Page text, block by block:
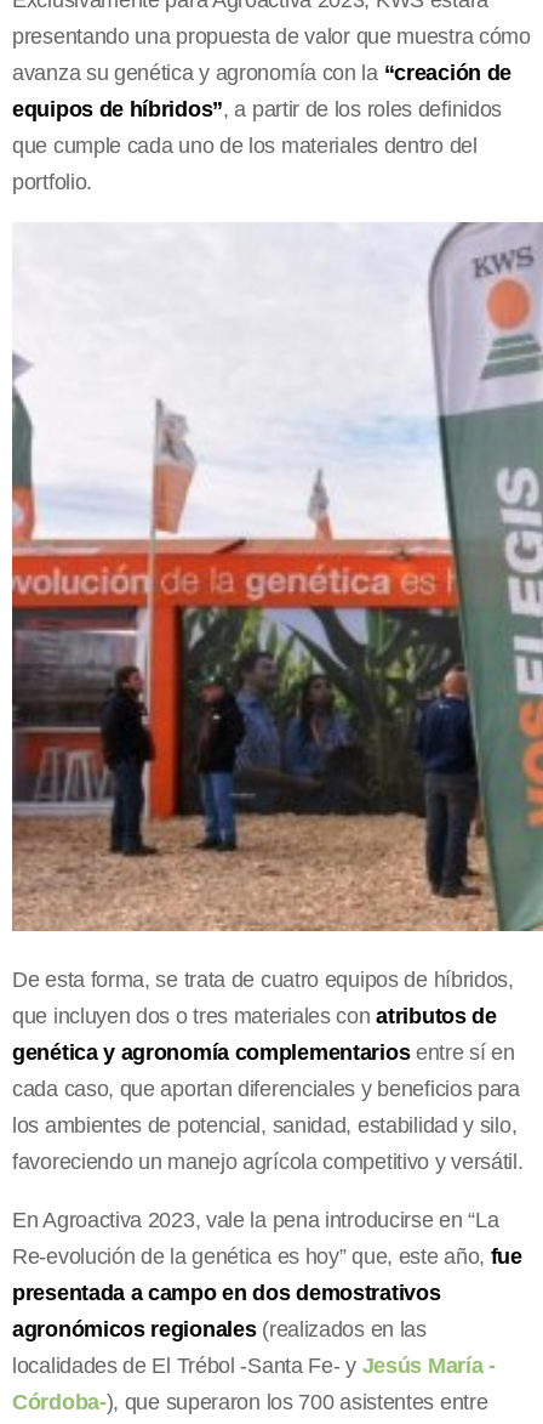
presentando una propuesta de valor que muestra cómo
avanza su genética y agronomía con la “creación de
equipos de híbridos”, a partir de los roles definidos
que cumple cada uno de los materiales dentro del
portfolio.
De esta forma, se trata de cuatro equipos de híbridos,
que incluyen dos o tres materiales conatributos de
genética y agronomía complementariosentre sí en
cada caso, que aportan diferenciales y beneficios para
los ambientes de potencial, sanidad, estabilidad y silo,
favoreciendo un manejo agrícola competitivo y versátil.
En Agroactiva 2023, vale la pena introducirse en “La
Re-evolución de la genética es hoy” que, este año, fue
presentada a campo en dos demostrativos
agronómicos regionales(realizados en las
localidades de El Trébol -Santa Fe- yJesús María -
Córdoba-), que superaron los 700 asistentes entre